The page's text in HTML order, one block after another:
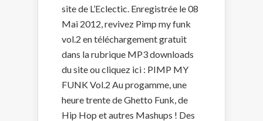
site de L’Eclectic. Enregistrée le 08
Mai 2012, revivez Pimp my funk
vol.2 en téléchargement gratuit
dans la rubrique MP3 downloads
du site ou cliquez ici : PIMP MY
FUNK Vol.2 Au progamme, une
heure trente de Ghetto Funk, de
Hip Hop et autres Mashups ! Des